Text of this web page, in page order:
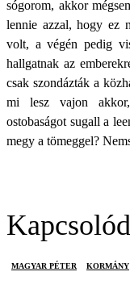
sógorom, akkor
lennie azzal, hogy ez
volt, a végén pedig
hallgatnak az
csak szondázták a
mi lesz vajon
ostobaságot sugall a
megy a tömeggel?
MAGYAR PÉTER KORMÁNY